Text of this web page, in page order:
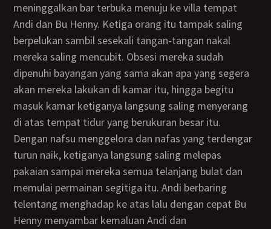
meninggalkan bar terbuka menuju ke villa tempat
Andi dan Bu Henny. Ketiga orang itu tampak saling
berpelukan sambil sesekali tangan-tangan nakal
mereka saling mencubit. Obsesi mereka sudah
dipenuhi bayangan yang sama akan apa yang segera
akan mereka lakukan di kamar itu, hingga begitu
masuk kamar ketiganya langsung saling menyerang
di atas tempat tidur yang berukuran besar itu.
Dengan nafsu menggelora dan nafas yang terdengar
turun naik, ketiganya langsung saling melepas
pakaian sampai mereka semua telanjang bulat dan
memulai permainan segitiga itu. Andi berbaring
telentang menghadap ke atas lalu dengan cepat Bu
Henny menyambar kemaluan Andi dan